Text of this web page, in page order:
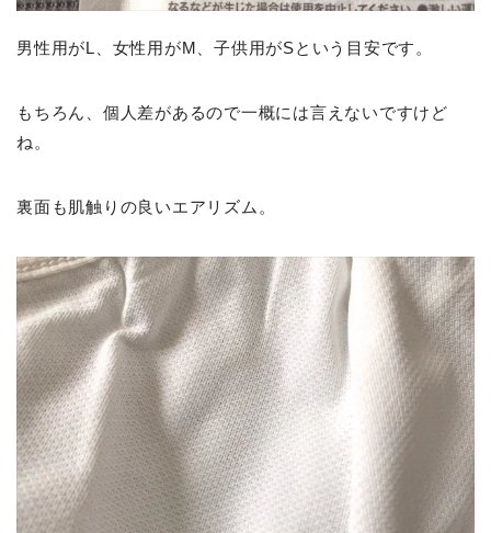
男性用がL、女性用がM、子供用がSという目安です。
もちろん、個人差があるので一概には言えないですけど
ね。
裏面も肌触りの良いエアリズム。